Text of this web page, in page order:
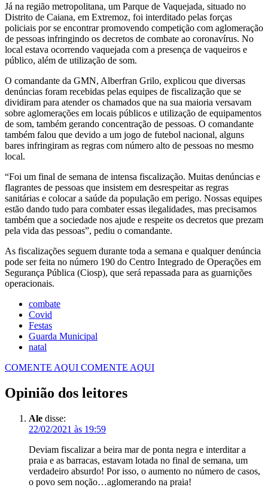
Já na região metropolitana, um Parque de Vaquejada, situado no
Distrito de Caiana, em Extremoz, foi interditado pelas forças
policiais por se encontrar promovendo competição com aglomeração
de pessoas infringindo os decretos de combate ao coronavírus. No
local estava ocorrendo vaquejada com a presença de vaqueiros e
público, além de utilização de som.
O comandante da GMN, Alberfran Grilo, explicou que diversas
denúncias foram recebidas pelas equipes de fiscalização que se
dividiram para atender os chamados que na sua maioria versavam
sobre aglomerações em locais públicos e utilização de equipamentos
de som, também gerando concentração de pessoas. O comandante
também falou que devido a um jogo de futebol nacional, alguns
bares infringiram as regras com número alto de pessoas no mesmo
local.
“Foi um final de semana de intensa fiscalização. Muitas denúncias e
flagrantes de pessoas que insistem em desrespeitar as regras
sanitárias e colocar a saúde da população em perigo. Nossas equipes
estão dando tudo para combater essas ilegalidades, mas precisamos
também que a sociedade nos ajude e respeite os decretos que prezam
pela vida das pessoas”, pediu o comandante.
As fiscalizações seguem durante toda a semana e qualquer denúncia
pode ser feita no número 190 do Centro Integrado de Operações em
Segurança Pública (Ciosp), que será repassada para as guarnições
operacionais.
combate
Covid
Festas
Guarda Municipal
natal
COMENTE AQUI COMENTE AQUI
Opinião dos leitores
Ale disse:
22/02/2021 às 19:59
Deviam fiscalizar a beira mar de ponta negra e interditar a
praia e as barracas, estavam lotada no final de semana, um
verdadeiro absurdo! Por isso, o aumento no número de casos,
o povo sem noção…aglomerando na praia!